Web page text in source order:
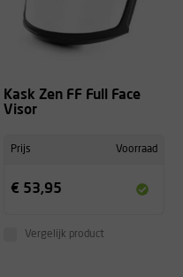
Kask Zen FF Full Face
Visor
Prijs Voorraad
€ 53,95
Vergelijk product